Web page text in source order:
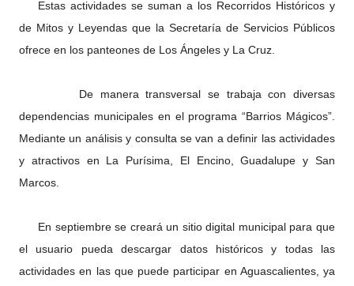
Estas actividades se suman a los Recorridos Históricos y
de Mitos y Leyendas que la Secretaría de Servicios Públicos
ofrece en los panteones de Los Ángeles y La Cruz.
De manera transversal se trabaja con diversas
dependencias municipales en el programa “Barrios Mágicos”.
Mediante un análisis y consulta se van a definir las actividades
y atractivos en La Purísima, El Encino, Guadalupe y San
Marcos.
En septiembre se creará un sitio digital municipal para que
el usuario pueda descargar datos históricos y todas las
actividades en las que puede participar en Aguascalientes, ya